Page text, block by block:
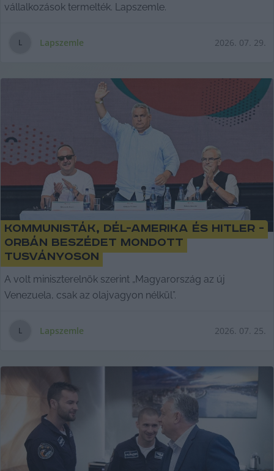
vállalkozások termelték. Lapszemle.
L Lapszemle 2026. 07. 29.
Kommunisták, Dél-Amerika és Hitler -
Orbán beszédet mondott
Tusványoson
A volt miniszterelnök szerint „Magyarország az új
Venezuela, csak az olajvagyon nélkül”.
L Lapszemle 2026. 07. 25.